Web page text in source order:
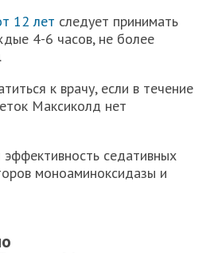
12 лет следует принимать
4-6 часов, не более
к врачу, если в течение
Максиколд нет
эффективность седативных
моноаминоксидазы и